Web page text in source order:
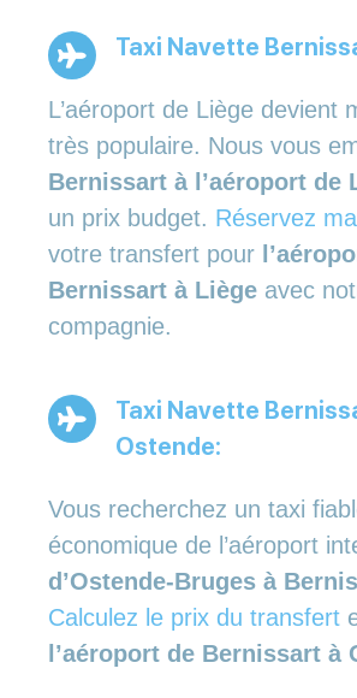
Taxi Navette
L’aéroport de Liège devient
très populaire. Nous vous
Bernissart à l’aéroport de
un prix budget. Réservez
votre transfert pour
Bernissart à Liège avec
compagnie.
Taxi Navette
Ostende:
Vous recherchez un taxi
économique de l’aéroport
d’Ostende-Bruges à
Calculez le prix du transfert
l’aéroport de Bernissart à